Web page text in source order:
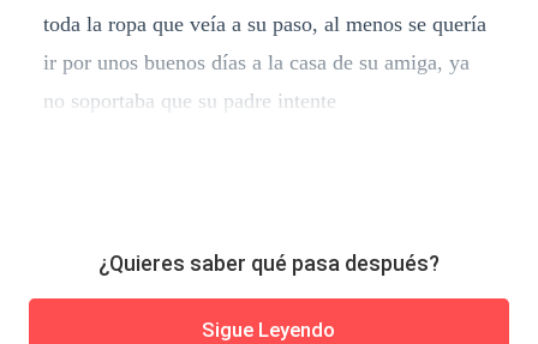
toda la ropa que veía a su paso, al menos se quería
ir por unos buenos días a la casa de su amiga, ya
no soportaba que su padre intente
¿Quieres saber qué pasa después?
Sigue Leyendo